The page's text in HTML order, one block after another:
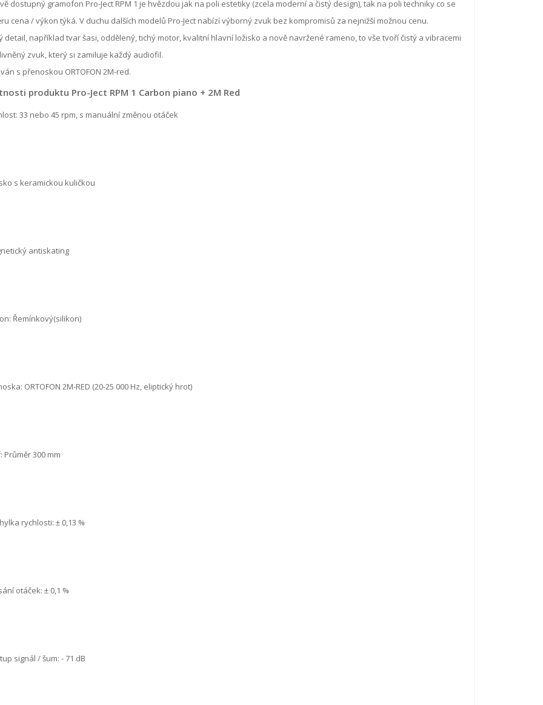
dostupný gramofon Pro-Ject RPM 1 je hvězdou jak na poli estetiky (zcela moderní a čistý design), tak na poli techniky co se
cena / výkon týká. V duchu dalších modelů Pro-Ject nabízí výborný zvuk bez kompromisů za nejnižší možnou cenu.
detail, například tvar šasi, oddělený, tichý motor, kvalitní hlavní ložisko a nově navržené rameno, to vše tvoří čistý a vibracemi
zvuk, který si zamiluje každý audiofil.
s přenoskou ORTOFON 2M-red.
produktu Pro-Ject RPM 1 Carbon piano + 2M Red
33 nebo 45 rpm, s manuální změnou otáček
s keramickou kuličkou
antiskating
Řemínkový(silikon)
ORTOFON 2M-RED (20-25 000 Hz, eliptický hrot)
Průměr 300 mm
rychlosti: ± 0,13 %
otáček: ± 0,1 %
signál / šum: - 71 dB